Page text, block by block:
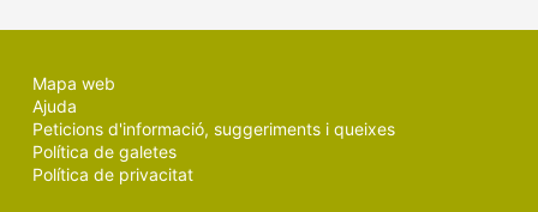
Mapa web
Ajuda
Peticions d'informació, suggeriments i queixes
Política de galetes
Política de privacitat